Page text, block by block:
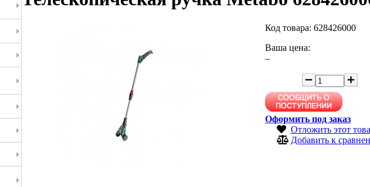
Код товара: 628426000
Ваша цена:
–
Оформить под заказ
Отложить этот
Добавить к